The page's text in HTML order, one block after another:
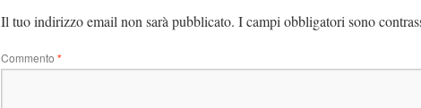
Il tuo indirizzo email non sarà pubblicato. I campi obbligatori sono
Commento *